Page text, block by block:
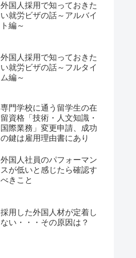
外国人採用で知っておきた
い就労ビザの話～アルバイ
ト編～
外国人採用で知っておきた
い就労ビザの話～フルタイ
ム編～
専門学校に通う留学生の在
留資格「技術・人文知識・
国際業務」変更申請、成功
の鍵は雇用理由書にあり
外国人社員のパフォーマン
スが低いと感じたら確認す
べきこと
採用した外国人材が定着し
ない・・・その原因は？